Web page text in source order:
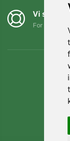
Vi støtter
For hver